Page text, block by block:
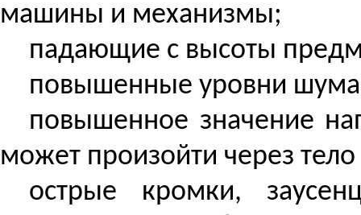
машины и механизмы;
падающие с высоты
повышенные уровни
повышенное значение
может произойти через
острые кромки,